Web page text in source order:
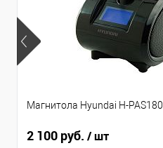
Магнитола Hyundai H-PAS180
2 100 руб. / шт